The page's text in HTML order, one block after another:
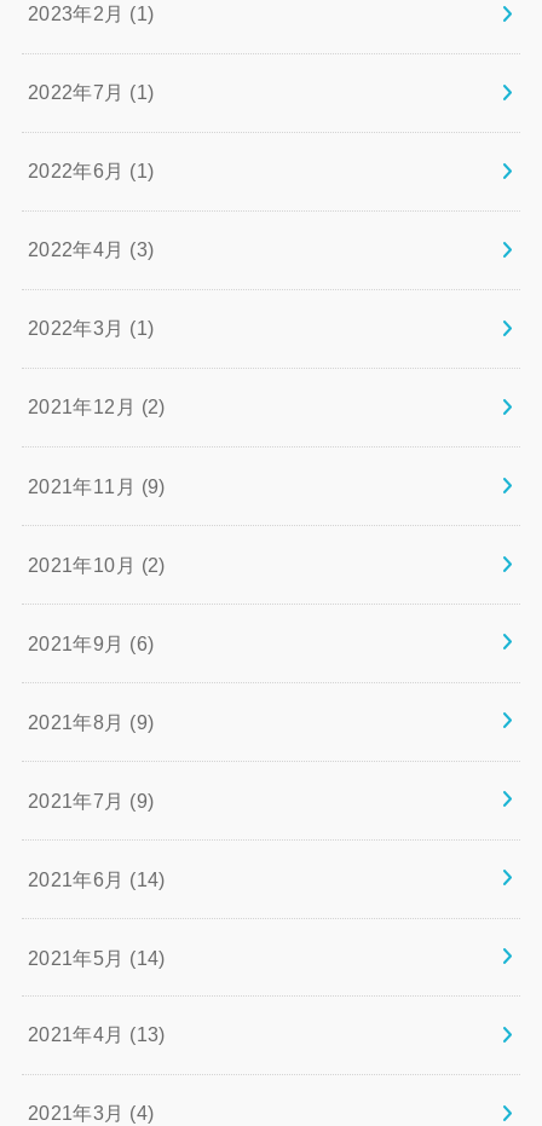
2023年2月 (1)
2022年7月 (1)
2022年6月 (1)
2022年4月 (3)
2022年3月 (1)
2021年12月 (2)
2021年11月 (9)
2021年10月 (2)
2021年9月 (6)
2021年8月 (9)
2021年7月 (9)
2021年6月 (14)
2021年5月 (14)
2021年4月 (13)
2021年3月 (4)